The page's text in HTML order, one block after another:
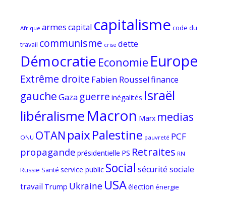
Afrique armescapital capitalisme code du
travail communisme crise dette
Démocratie Economie Europe
Extrême droite Fabien Rousselfinance
gaucheGaza guerre inégalités Israël
libéralismeMacron Marx medias
ONU OTAN paixPalestine pauvreté PCF
propagande présidentielle PS Retraites RN
Russie Santé service public Social sécurité sociale
travail Trump Ukraine USAélection énergie